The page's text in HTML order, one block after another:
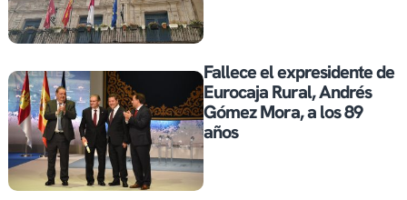
Fallece el expresidente de
Eurocaja Rural, Andrés
Gómez Mora, a los 89
años